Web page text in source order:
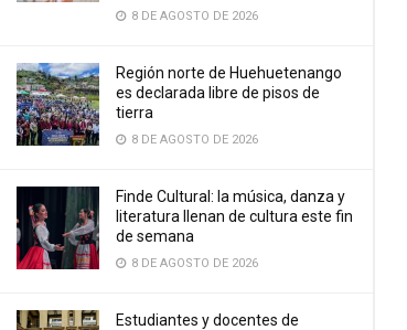
8 DE AGOSTO DE 2026
Región norte de Huehuetenango
es declarada libre de pisos de
tierra
8 DE AGOSTO DE 2026
Finde Cultural: la música, danza y
literatura llenan de cultura este fin
de semana
8 DE AGOSTO DE 2026
Estudiantes y docentes de